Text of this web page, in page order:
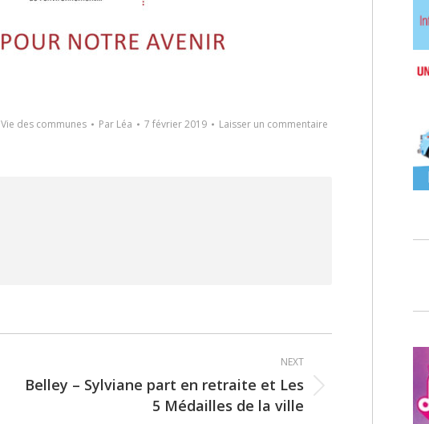
Vie des communes Par Léa 7 février 2019 Laisser un commentaire
NEXT
Next
Belley – Sylviane part en retraite et Les
5 Médailles de la ville